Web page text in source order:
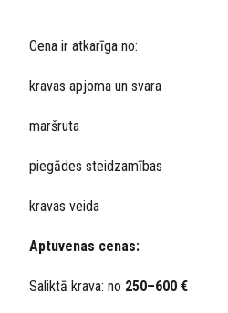
Cena ir atkarīga no:
kravas apjoma un svara
maršruta
piegādes steidzamības
kravas veida
Aptuvenas cenas:
Saliktā krava: no 250–600 €